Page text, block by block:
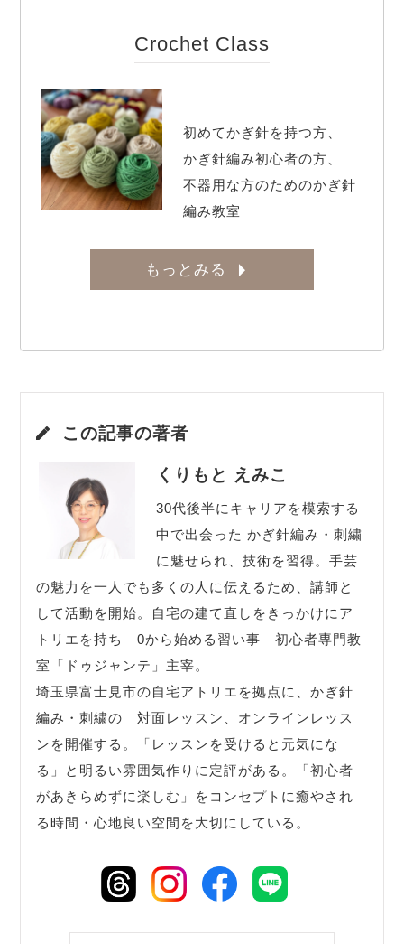
Crochet Class
初めてかぎ針を持つ方、
かぎ針編み初心者の方、
不器用な方のためのかぎ針
編み教室
もっとみる
この記事の著者
くりもと えみこ
30代後半にキャリアを模索する
中で出会った かぎ針編み・刺繍
に魅せられ、技術を習得。手芸
の魅力を一人でも多くの人に伝えるため、講師と
して活動を開始。自宅の建て直しをきっかけにア
トリエを持ち 0から始める習い事 初心者専門教
室「ドゥジャンテ」主宰。
埼玉県富士見市の自宅アトリエを拠点に、かぎ針
編み・刺繍の 対面レッスン、オンラインレッス
ンを開催する。「レッスンを受けると元気にな
る」と明るい雰囲気作りに定評がある。「初心者
があきらめずに楽しむ」をコンセプトに癒やされ
る時間・心地良い空間を大切にしている。